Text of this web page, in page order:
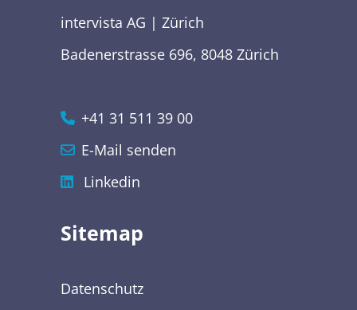
intervista AG | Zürich
Badenerstrasse 696, 8048 Zürich
+41 31 511 39 00
E-Mail senden
Linkedin
Sitemap
Datenschutz